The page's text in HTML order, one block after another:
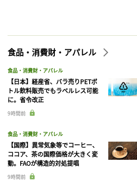
食品・消費財・アパレル
食品・消費財・アパレル
【日本】経産省、バラ売りPETボ
トル飲料販売でもラベルレス可能
に。省令改正
9時間前
食品・消費財・アパレル
【国際】異常気象等でコーヒー、
ココア、茶の国際価格が大きく変
動。FAOが構造的対処提唱
9時間前